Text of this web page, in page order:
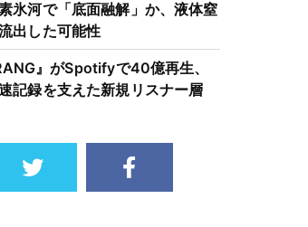
氷河で「底面融解」か、液体窒
出した可能性
』がSpotifyで40億再生、
記録を支えた新規リスナー層